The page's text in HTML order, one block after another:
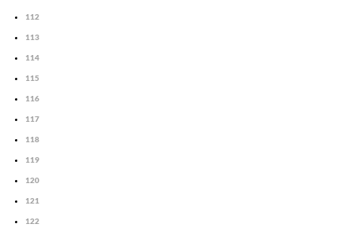
112
113
114
115
116
117
118
119
120
121
122